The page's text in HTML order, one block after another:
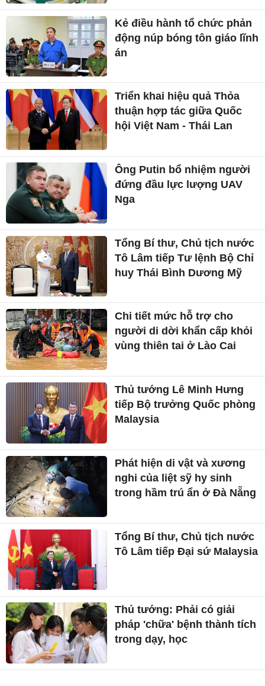
Kẻ điều hành tổ chức phản
động núp bóng tôn giáo lĩnh
án
Triển khai hiệu quả Thỏa
thuận hợp tác giữa Quốc
hội Việt Nam - Thái Lan
Ông Putin bổ nhiệm người
đứng đầu lực lượng UAV
Nga
Tổng Bí thư, Chủ tịch nước
Tô Lâm tiếp Tư lệnh Bộ Chỉ
huy Thái Bình Dương Mỹ
Chi tiết mức hỗ trợ cho
người di dời khẩn cấp khỏi
vùng thiên tai ở Lào Cai
Thủ tướng Lê Minh Hưng
tiếp Bộ trưởng Quốc phòng
Malaysia
Phát hiện di vật và xương
nghi của liệt sỹ hy sinh
trong hầm trú ẩn ở Đà Nẵng
Tổng Bí thư, Chủ tịch nước
Tô Lâm tiếp Đại sứ Malaysia
Thủ tướng: Phải có giải
pháp 'chữa' bệnh thành tích
trong dạy, học